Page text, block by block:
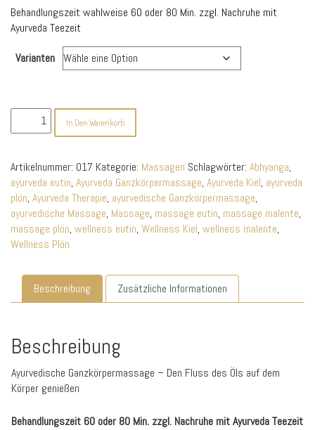
89,00 €
Behandlungszeit wahlweise 60 oder 80 Min. zzgl. Nachruhe mit
Ayurveda Teezeit
Varianten
Abhyanga
(Ayurveda
Menge
In Den Warenkorb
Artikelnummer: 017 Kategorie: Massagen Schlagwörter: Abhyanga,
ayurveda eutin, Ayurveda Ganzkörpermassage, Ayurveda Kiel, ayurveda
plön, Ayurveda Therapie, ayurvedische Ganzkörpermassage,
ayurvedische Massage, Massage, massage eutin, massage malente,
massage plön, wellness eutin, Wellness Kiel, wellness malente,
Wellness Plön
Beschreibung Zusätzliche Informationen
Beschreibung
Ayurvedische Ganzkörpermassage – Den Fluss des Öls auf dem
Körper genießen
Behandlungszeit 60 oder 80 Min. zzgl. Nachruhe mit Ayurveda Teezeit